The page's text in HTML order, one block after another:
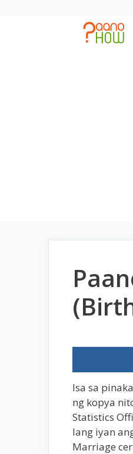
Isa sa
ng kopya
Statistics
lang iyan
Marriage